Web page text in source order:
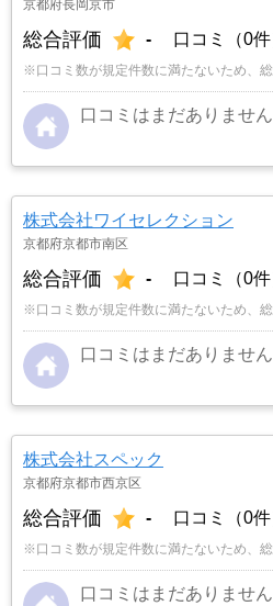
京都府長岡京市
総合評価 - 口コミ（0件
※口コミ数が規定件数に満たないため、総
口コミはまだありません
株式会社ワイセレクション
京都府京都市南区
総合評価 - 口コミ（0件
※口コミ数が規定件数に満たないため、総
口コミはまだありません
株式会社スペック
京都府京都市西京区
総合評価 - 口コミ（0件
※口コミ数が規定件数に満たないため、総
口コミはまだありません